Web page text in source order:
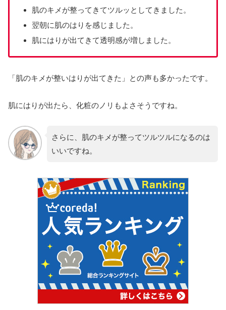
肌のキメが整ってきてツルッとしてきました。
翌朝に肌のはりを感じました。
肌にはりが出てきて透明感が増しました。
「肌のキメが整いはりが出てきた」との声も多かったです。
肌にはりが出たら、化粧のノリもよさそうですね。
さらに、肌のキメが整ってツルツルになるのは
いいですね。